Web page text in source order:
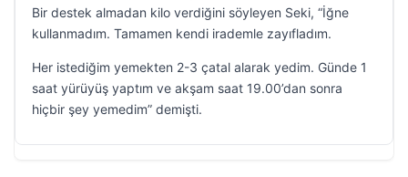
Bir destek almadan kilo verdiğini söyleyen Seki, “İğne
kullanmadım. Tamamen kendi irademle zayıfladım.
Her istediğim yemekten 2-3 çatal alarak yedim. Günde 1
saat yürüyüş yaptım ve akşam saat 19.00’dan sonra
hiçbir şey yemedim” demişti.